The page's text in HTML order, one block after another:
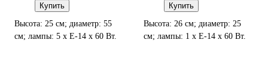
Купить
Высота: 25 см; диаметр: 55
см; лампы: 5 х Е-14 х 60 Вт.
Купить
Высота: 26 см; диаметр: 25
см; лампы: 1 х Е-14 х 60 Вт.